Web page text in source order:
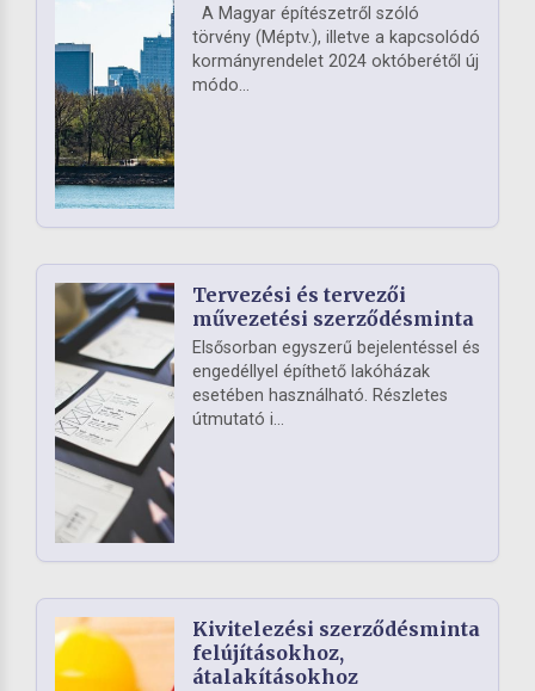
A Magyar építészetről szóló
törvény (Méptv.), illetve a kapcsolódó
kormányrendelet 2024 októberétől új
módo...
Tervezési és tervezői
művezetési szerződésminta
Elsősorban egyszerű bejelentéssel és
engedéllyel építhető lakóházak
esetében használható. Részletes
útmutató i...
Kivitelezési szerződésminta
felújításokhoz,
átalakításokhoz